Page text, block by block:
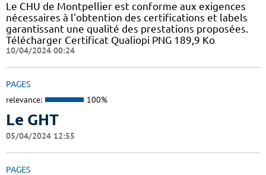
Le CHU de Montpellier est conforme aux exigences
nécessaires à l'obtention des certifications et labels
garantissant une qualité des prestations proposées.
Télécharger Certificat Qualiopi PNG 189,9 Ko
10/04/2024 00:24
PAGES
relevance: 100%
Le GHT
05/04/2024 12:55
PAGES